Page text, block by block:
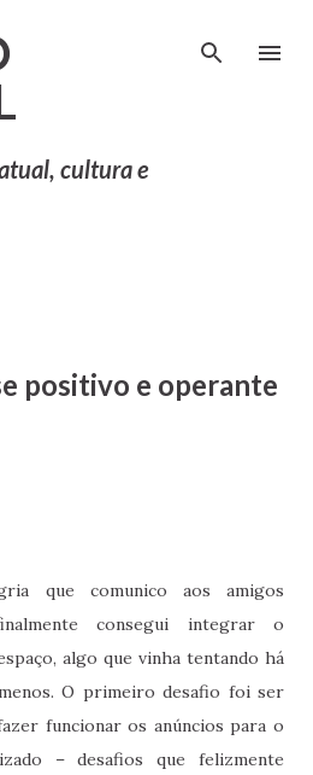
cultura e
positivo e operante
que comunico aos amigos
consegui integrar o
algo que vinha tentando há
O primeiro desafio foi ser
funcionar os anúncios para o
– desafios que felizmente